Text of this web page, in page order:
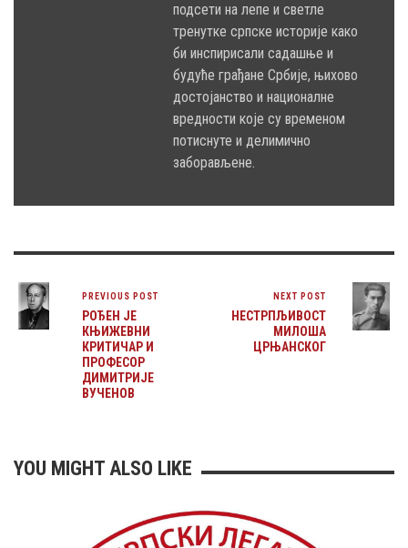
подсети на лепе и светле
тренутке српске историје како
би инспирисали садашње и
будуће грађане Србије, њихово
достојанство и националне
вредности које су временом
потиснуте и делимично
заборављене.
PREVIOUS POST
РОЂЕН ЈЕ
КЊИЖЕВНИ
КРИТИЧАР И
ПРОФЕСОР
ДИМИТРИЈЕ
ВУЧЕНОВ
NEXT POST
НЕСТРПЉИВОСТ
МИЛОША
ЦРЊАНСКОГ
YOU MIGHT ALSO LIKE